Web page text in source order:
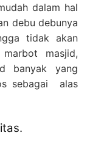
dalam hal
debu debunya
tidak akan
masjid,
banyak yang
sebagai alas